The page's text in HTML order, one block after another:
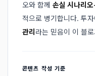
오와 함께 손실 시나리
적으로 병기합니다. 투
관리 라는 믿음이 이 블
콘텐츠 작성 기준